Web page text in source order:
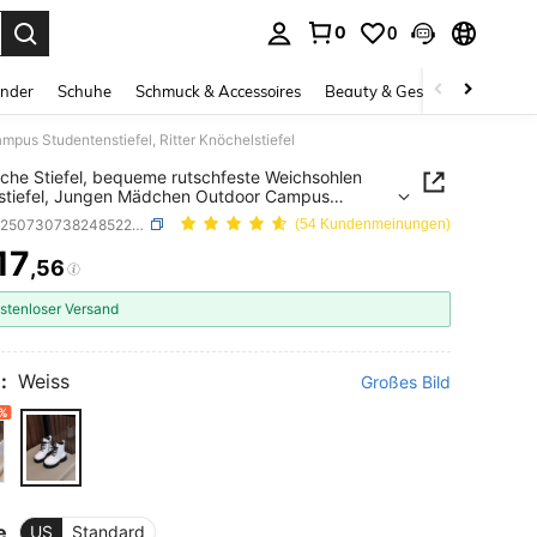
0 0
Schuhe Schmuck & Accessoires Beauty & Gesundheit
Studentenstiefel, Ritter Knöchelstiefel
Stiefel, bequeme rutschfeste Weichsohlen
Jungen Mädchen Outdoor Campus
Ritter Knöchelstiefel
SKU: sk25073073824852255 (54 Kundenmeinungen)
AND AVAILABILITY
,56
Versand
Weiss Großes Bild
US Standard